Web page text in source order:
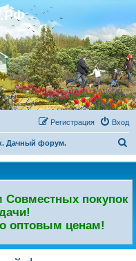
Вход
Регистрация
Дачный форум.
покупок
оптовым ценам!